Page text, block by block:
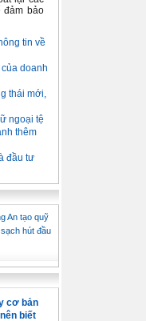
đảm bảo
tin về
doanh
thái mới,
ngoại tệ
thêm
đầu tư
An tạo quỹ
hút đầu
cơ bản
biết